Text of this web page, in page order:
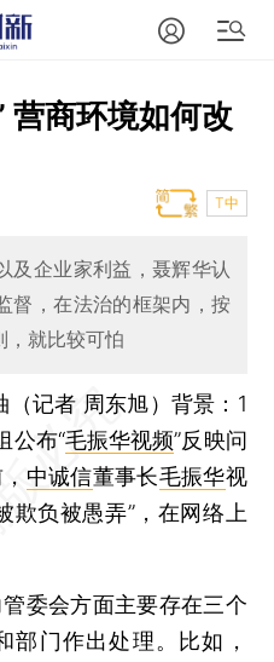
营商环境如何改
T中
及企业家利益，聂辉华认
督，在法治的框架内，按
，就比较可怕
（记者 周东旭） 背景：1
公布“毛振华视频”反映问
中诚信董事长毛振华视
欺负被愚弄”，在网络上
会方面主要存在三个
部门作出处理。比如，